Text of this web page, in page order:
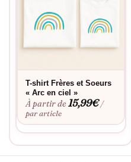
T-shirt Frères et Soeurs
« Arc en ciel »
À partir de15,99€ /
par article